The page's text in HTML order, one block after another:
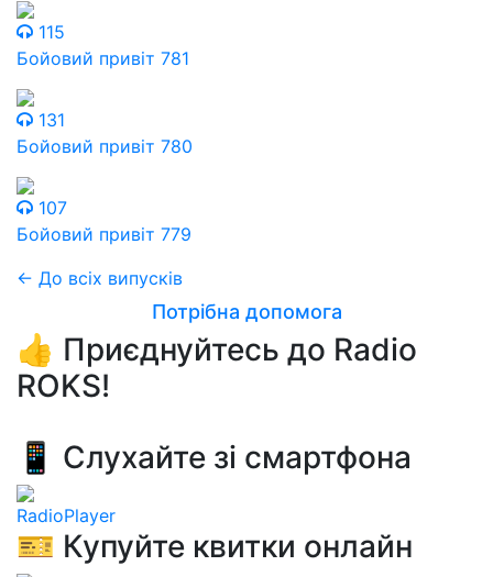
115
Бойовий привіт 781
131
Бойовий привіт 780
107
Бойовий привіт 779
← До всіх випусків
Потрібна допомога
👍 Приєднуйтесь до Radio
ROKS!
📱 Слухайте зі смартфона
RadioPlayer
🎫 Купуйте квитки онлайн